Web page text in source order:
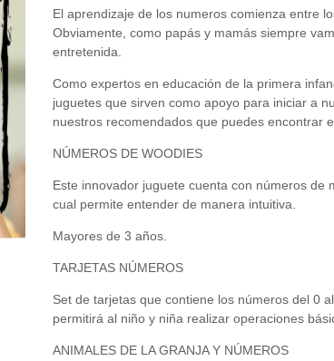
El aprendizaje de los numeros comienza entre
Obviamente, como papás y mamás siempre
entretenida.
Como expertos en educación de la primera
juguetes que sirven como apoyo para iniciar a
nuestros recomendados que puedes encontrar
NÚMEROS DE WOODIES
Este innovador juguete cuenta con números
cual permite entender de manera intuitiva.
Mayores de 3 años.
TARJETAS NÚMEROS
Set de tarjetas que contiene los números del 0
permitirá al niño y niña realizar operaciones
ANIMALES DE LA GRANJA Y NÚMEROS